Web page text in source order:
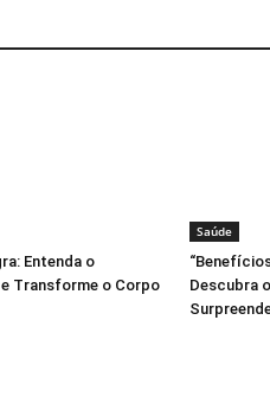
Entenda o
Transforme o Corpo
Saúde
Descubra